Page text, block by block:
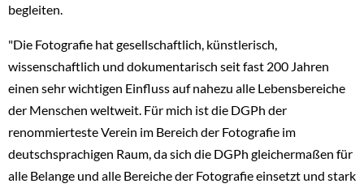
begleiten.
"Die Fotografie hat gesellschaftlich, künstlerisch,
wissenschaftlich und dokumentarisch seit fast 200 Jahren
einen sehr wichtigen Einfluss auf nahezu alle Lebensbereiche
der Menschen weltweit. Für mich ist die DGPh der
renommierteste Verein im Bereich der Fotografie im
deutschsprachigen Raum, da sich die DGPh gleichermaßen für
alle Belange und alle Bereiche der Fotografie einsetzt und stark